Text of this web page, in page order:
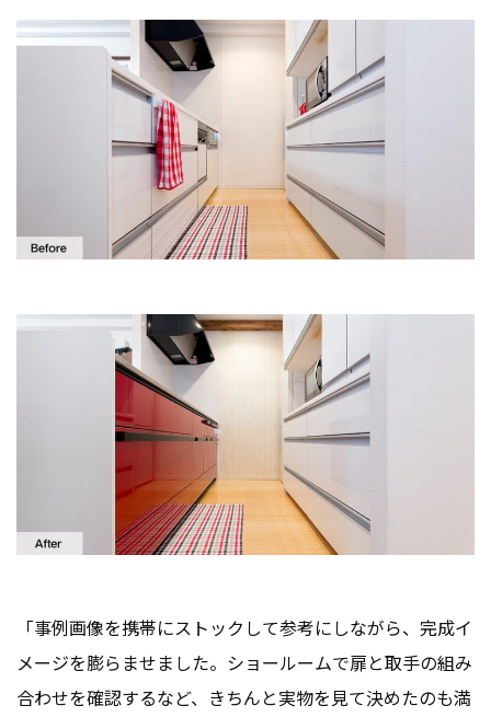
「事例画像を携帯にストックして参考にしながら、完成イ
メージを膨らませました。ショールームで扉と取手の組み
合わせを確認するなど、きちんと実物を見て決めたのも満